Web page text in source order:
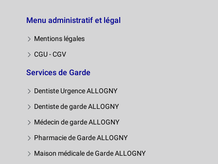
Menu administratif et légal
Mentions légales
CGU - CGV
Services de Garde
Dentiste Urgence ALLOGNY
Dentiste de garde ALLOGNY
Médecin de garde ALLOGNY
Pharmacie de Garde ALLOGNY
Maison médicale de Garde ALLOGNY